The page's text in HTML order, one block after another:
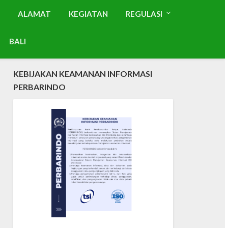
ALAMAT KEGIATAN REGULASI
BALI
KEBIJAKAN KEAMANAN INFORMASI
PERBARINDO